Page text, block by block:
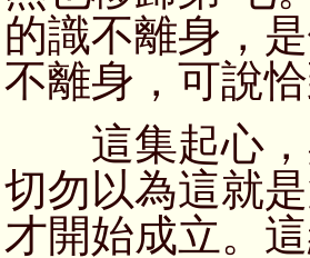
的識不離身，
不離身，可說恰
這集起心，
切勿以為這就
才開始成立。